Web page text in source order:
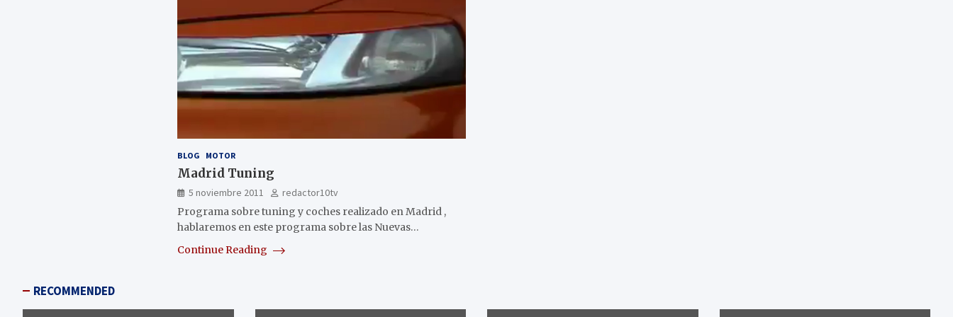
BLOG MOTOR
Madrid Tuning
5 noviembre 2011
redactor10tv
Programa sobre tuning y coches realizado en Madrid ,
hablaremos en este programa sobre las Nuevas…
Continue Reading
RECOMMENDED